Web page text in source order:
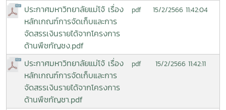
ประกาศมหาวิทยาลัยแม่โจ้ เรื่อง
หลักเกณฑ์การจัดเก็บและการ
จัดสรรเงินรายได้จากโครงการ
ด้านพืชกัญชง.pdf
pdf 15/2/2566 11:42:04
ประกาศมหาวิทยาลัยแม่โจ้ เรื่อง
หลักเกณฑ์การจัดเก็บและการ
จัดสรรเงินรายได้จากโครงการ
ด้านพืชกัญชา.pdf
pdf 15/2/2566 11:42:11